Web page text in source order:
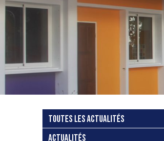
TOUTES LES ACTUALITÉS
ACTUALITÉS